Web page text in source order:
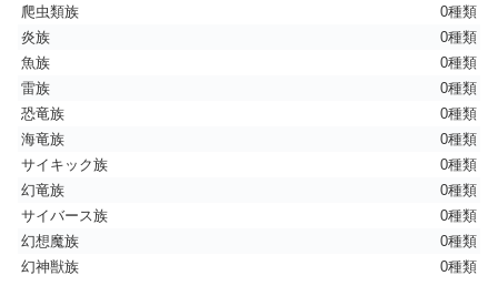
爬虫類族
0種類
炎族
0種類
魚族
0種類
雷族
0種類
恐竜族
0種類
海竜族
0種類
サイキック族
0種類
幻竜族
0種類
サイバース族
0種類
幻想魔族
0種類
幻神獣族
0種類